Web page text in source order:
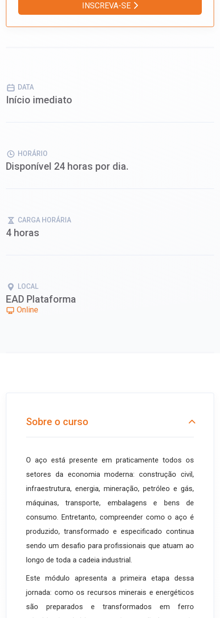
INSCREVA-SE
DATA
Início imediato
HORÁRIO
Disponível 24 horas por dia.
CARGA HORÁRIA
4 horas
LOCAL
EAD Plataforma
Online
Sobre o curso
O aço está presente em praticamente todos os
setores da economia moderna: construção civil,
infraestrutura, energia, mineração, petróleo e gás,
máquinas, transporte, embalagens e bens de
consumo. Entretanto, compreender como o aço é
produzido, transformado e especificado continua
sendo um desafio para profissionais que atuam ao
longo de toda a cadeia industrial.
Este módulo apresenta a primeira etapa dessa
jornada: como os recursos minerais e energéticos
são preparados e transformados em ferro